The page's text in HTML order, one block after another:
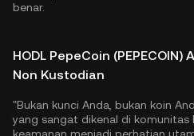
benar.
HODL PepeCoin (PEPECOIN)
Non Kustodian
"Bukan kunci Anda, bukan koin
yang sangat dikenal di komunitas